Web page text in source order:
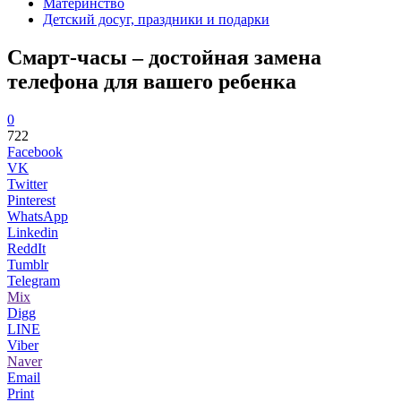
Материнство
Детский досуг, праздники и подарки
Смарт-часы – достойная замена
телефона для вашего ребенка
0
722
Facebook
VK
Twitter
Pinterest
WhatsApp
Linkedin
ReddIt
Tumblr
Telegram
Mix
Digg
LINE
Viber
Naver
Email
Print